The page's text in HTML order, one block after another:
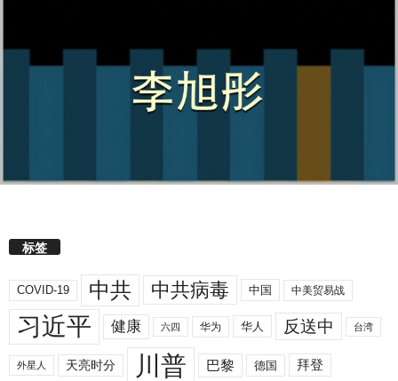
标签
COVID-19 中共 中共病毒 中国 中美贸易战
习近平 健康 六四 华为 华人 反送中 台湾
外星人 天亮时分 川普 巴黎 德国 拜登